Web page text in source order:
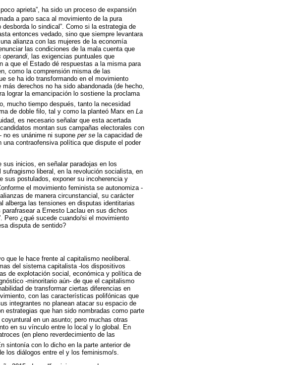
aprieta”, ha sido un proceso de expansión
a paro saca al movimiento de la pura
lo sindical”. Como si la estrategia de
entonces vedado, sino que siempre levantara
alianza con las mujeres de la economía
las condiciones de la mala cuenta que
operandi , las exigencias puntuales que
a que el Estado dé respuestas a la misma para
como la comprensión misma de las
se ha ido transformando en el movimiento
derechos no ha sido abandonada (de hecho,
lograr la emancipación lo sostiene la proclama
mucho tiempo después, tanto la necesidad
de doble filo, tal y como la planteó Marx en La
es necesario señalar que esta acertada
montan sus campañas electorales con
no es unánime ni supone per se la capacidad de
contraofensiva política que dispute el poder
inicios, en señalar paradojas en los
liberal, en la revolución socialista, en
sus postulados, exponer su incoherencia y
el movimiento feminista se autonomiza -
de manera circunstancial, su carácter
alberga las tensiones en disputas identitarias
a Ernesto Laclau en sus dichos
Pero ¿qué sucede cuando/si el movimiento
disputa de sentido?
le hace frente al capitalismo neoliberal.
del sistema capitalista -los dispositivos
de explotación social, económica y política de
-minoritario aún- de que el capitalismo
de transformar ciertas diferencias en
con las características polifónicas que
integrantes no planean atacar su espacio de
estrategias que han sido nombradas como parte
en un asunto; pero muchas otras
en su vínculo entre lo local y lo global. En
(en pleno reverdecimiento de las
sintonía con lo dicho en la parte anterior de
los diálogos entre el y los feminismo/s.